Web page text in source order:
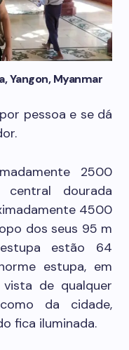
Yangon, Myanmar
pessoa e se dá
2500
dourada
4500
dos seus 95 m
estão 64
estupa, em
de qualquer
da cidade,
fica iluminada.